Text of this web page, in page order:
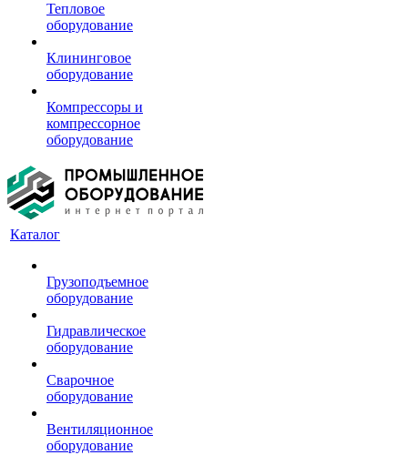
Тепловое
оборудование
Клининговое
оборудование
Компрессоры и
компрессорное
оборудование
Каталог
Грузоподъемное
оборудование
Гидравлическое
оборудование
Сварочное
оборудование
Вентиляционное
оборудование